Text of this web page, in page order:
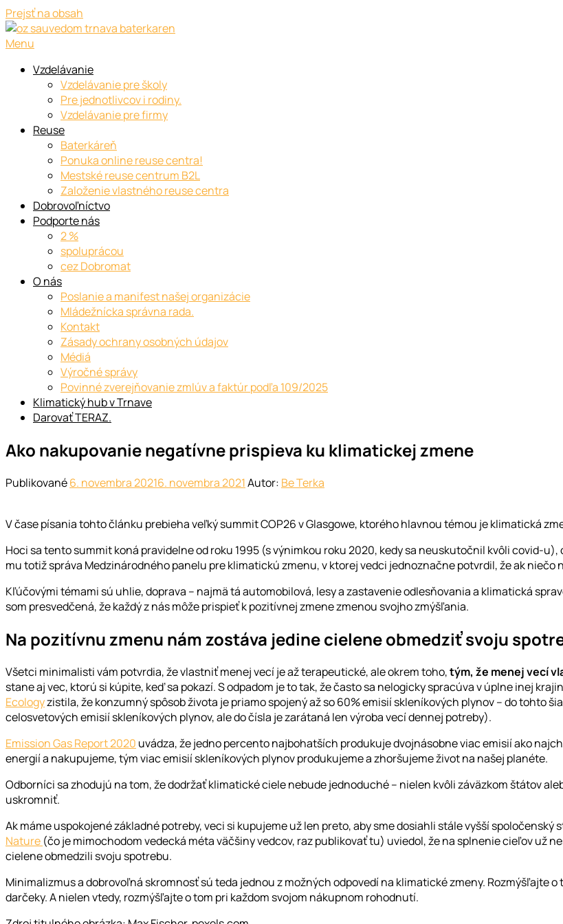
Prejsť na obsah
Menu
Vzdelávanie
Vzdelávanie pre školy
Pre jednotlivcov i rodiny.
Vzdelávanie pre firmy
Reuse
Baterkáreň
Ponuka online reuse centra!
Mestské reuse centrum B2L
Založenie vlastného reuse centra
Dobrovoľníctvo
Podporte nás
2 %
spoluprácou
cez Dobromat
O nás
Poslanie a manifest našej organizácie
Mládežnícka správna rada.
Kontakt
Zásady ochrany osobných údajov
Médiá
Výročné správy
Povinné zverejňovanie zmlúv a faktúr podľa 109/2025
Klimatický hub v Trnave
Darovať TERAZ.
Ako nakupovanie negatívne prispieva ku klimatickej zmene
Publikované6. novembra 20216. novembra 2021Autor: Be Terka
V čase písania tohto článku prebieha veľký summit COP26 v Glasgowe, ktorého hlavnou témou je klimatická
Hoci sa tento summit koná pravidelne od roku 1995 (s výnimkou roku 2020, kedy sa neuskutočnil kvôli covid-
mu totiž správa Medzinárodného panelu pre klimatickú zmenu, v ktorej vedci jednoznačne potvrdil, že ak
Kľúčovými témami sú uhlie, doprava – najmä tá automobilová, lesy a zastavenie odlesňovania a klimatická
som presvedčená, že každý z nás môže prispieť k pozitívnej zmene zmenou svojho zmýšľania.
Na pozitívnu zmenu nám zostáva jedine cielene obmedziť svoju
Všetci minimalisti vám potvrdia, že vlastniť menej vecí je až terapeutické, ale okrem toho,tým, že menej vecí
stane aj vec, ktorú si kúpite, keď sa pokazí. S odpadom je to tak, že často sa nelogicky spracúva v úplne inej
Ecologyzistila, že konzumný spôsob života je priamo spojený až so 60% emisií skleníkových plynov – do tohto
celosvetových emisií skleníkových plynov, ale do čísla je zarátaná len výroba vecí dennej potreby).
Emission Gas Report 2020 uvádza, že jedno percento najbohatších produkuje dvojnásobne viac emisií ako
energií a nakupujeme, tým viac emisií skleníkových plynov produkujeme a zhoršujeme život na našej planéte.
Odborníci sa zhodujú na tom, že dodržať klimatické ciele nebude jednoduché – nielen kvôli záväzkom štátov
uskromniť.
Ak máme uspokojené základné potreby, veci si kupujeme už len preto, aby sme dosiahli stále vyšší
Nature (čo je mimochodom vedecká méta väčšiny vedcov, raz publikovať tu) uviedol, že na splnenie cieľov už
cielene obmedzili svoju spotrebu.
Minimalizmus a dobrovoľná skromnosť sú teda jednou z možných odpovedí na klimatické zmeny. Rozmýšľajte
darčeky. A nielen vtedy, rozmýšľajte o tom pri každom svojom nákupnom rohodnutí.